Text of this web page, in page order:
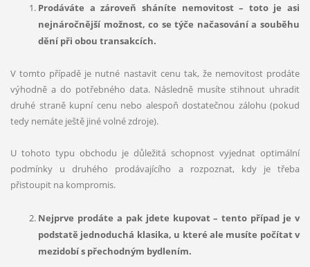
Prodáváte a zároveň sháníte nemovitost – toto je asi
nejnáročnější možnost, co se týče načasování a souběhu
dění při obou transakcích.
V tomto případě je nutné nastavit cenu tak, že nemovitost prodáte
výhodně a do potřebného data. Následně musíte stihnout uhradit
druhé straně kupní cenu nebo alespoň dostatečnou zálohu (pokud
tedy nemáte ještě jiné volné zdroje).
U tohoto typu obchodu je důležitá schopnost vyjednat optimální
podmínky u druhého prodávajícího a rozpoznat, kdy je třeba
přistoupit na kompromis.
Nejprve prodáte a pak jdete kupovat –tento případ je v
podstatě jednoduchá klasika, u které ale musíte počítat v
mezidobís přechodným bydlením.